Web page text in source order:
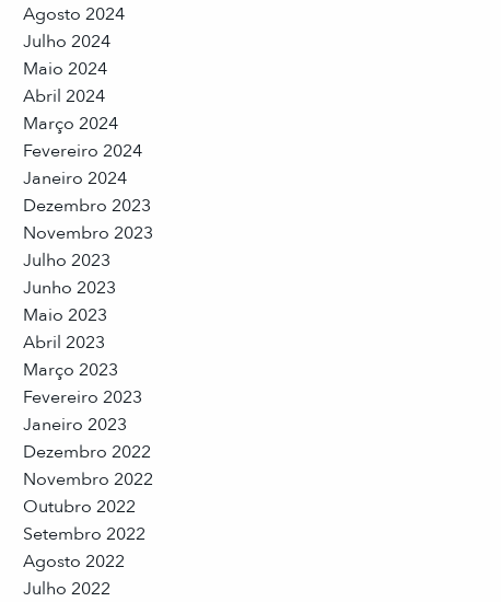
Agosto 2024
Julho 2024
Maio 2024
Abril 2024
Março 2024
Fevereiro 2024
Janeiro 2024
Dezembro 2023
Novembro 2023
Julho 2023
Junho 2023
Maio 2023
Abril 2023
Março 2023
Fevereiro 2023
Janeiro 2023
Dezembro 2022
Novembro 2022
Outubro 2022
Setembro 2022
Agosto 2022
Julho 2022